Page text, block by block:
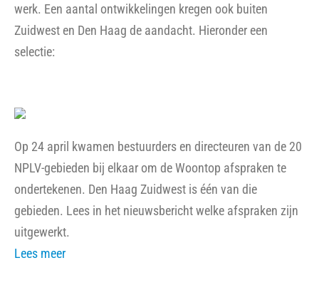
werk. Een aantal ontwikkelingen kregen ook buiten
Zuidwest en Den Haag de aandacht. Hieronder een
selectie:
Op 24 april kwamen bestuurders en directeuren van de 20
NPLV-gebieden bij elkaar om de Woontop afspraken te
ondertekenen. Den Haag Zuidwest is één van die
gebieden. Lees in het nieuwsbericht welke afspraken zijn
uitgewerkt.
Lees meer